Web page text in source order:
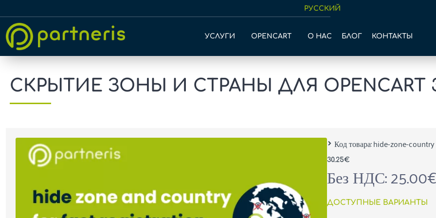
РУССКИЙ
УСЛУГИ OPENCART О НАС БЛОГ КОНТАКТЫ
СКРЫТИЕ ЗОНЫ И СТРАНЫ ДЛЯ OPENCART
Код товара:hide-zone-country
30.25€
Без НДС: 25.00€
ДОСТУПНЫЕ ВАРИАНТЫ